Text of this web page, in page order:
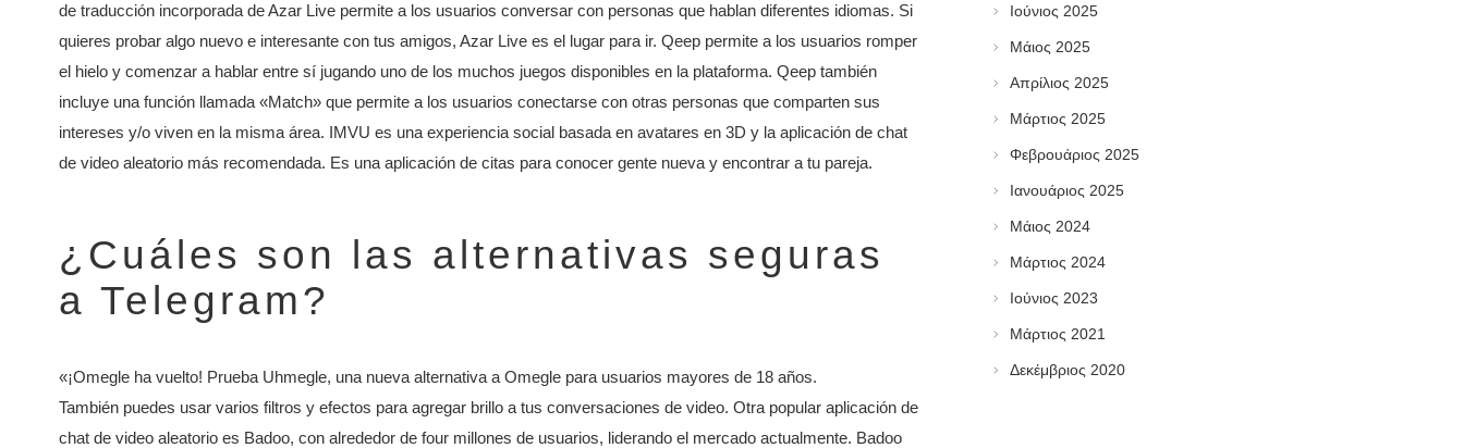
de traducción incorporada de Azar Live permite a los usuarios conversar con personas que hablan diferentes idiomas. Si
quieres probar algo nuevo e interesante con tus amigos, Azar Live es el lugar para ir. Qeep permite a los usuarios romper
el hielo y comenzar a hablar entre sí jugando uno de los muchos juegos disponibles en la plataforma. Qeep también
incluye una función llamada «Match» que permite a los usuarios conectarse con otras personas que comparten sus
intereses y/o viven en la misma área. IMVU es una experiencia social basada en avatares en 3D y la aplicación de chat
de video aleatorio más recomendada. Es una aplicación de citas para conocer gente nueva y encontrar a tu pareja.
¿Cuáles son las alternativas seguras
a Telegram?
«¡Omegle ha vuelto! Prueba Uhmegle, una nueva alternativa a Omegle para usuarios mayores de 18 años.
También puedes usar varios filtros y efectos para agregar brillo a tus conversaciones de video. Otra popular aplicación de
chat de video aleatorio es Badoo, con alrededor de four millones de usuarios, liderando el mercado actualmente. Badoo
Ιούνιος 2025
Μάιος 2025
Απρίλιος 2025
Μάρτιος 2025
Φεβρουάριος 2025
Ιανουάριος 2025
Μάιος 2024
Μάρτιος 2024
Ιούνιος 2023
Μάρτιος 2021
Δεκέμβριος 2020